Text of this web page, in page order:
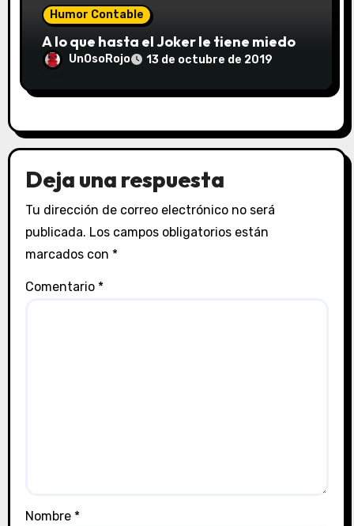
Humor Contable
A lo que hasta el Joker le tiene miedo
UnOsoRojo 13 de octubre de 2019
Deja una respuesta
Tu dirección de correo electrónico no será
publicada. Los campos obligatorios están
marcados con *
Comentario *
Nombre *